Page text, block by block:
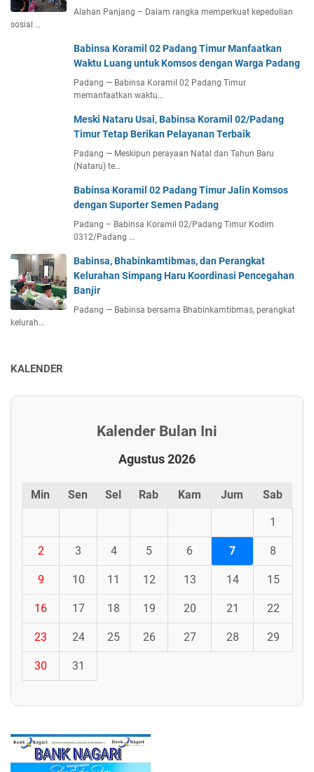
Alahan Panjang – Dalam rangka memperkuat kepedulian
sosial …
Babinsa Koramil 02 Padang Timur Manfaatkan
Waktu Luang untuk Komsos dengan Warga Padang
Padang — Babinsa Koramil 02 Padang Timur
memanfaatkan waktu…
Meski Nataru Usai, Babinsa Koramil 02/Padang
Timur Tetap Berikan Pelayanan Terbaik
Padang — Meskipun perayaan Natal dan Tahun Baru
(Nataru) te…
Babinsa Koramil 02 Padang Timur Jalin Komsos
dengan Suporter Semen Padang
Padang – Babinsa Koramil 02/Padang Timur Kodim
0312/Padang …
Babinsa, Bhabinkamtibmas, dan Perangkat
Kelurahan Simpang Haru Koordinasi Pencegahan
Banjir
Padang — Babinsa bersama Bhabinkamtibmas, perangkat
kelurah…
KALENDER
Kalender Bulan Ini
Agustus 2026
Min Sen Sel Rab Kam Jum Sab
1
2 3 4 5 6 7 8
9 10 11 12 13 14 15
16 17 18 19 20 21 22
23 24 25 26 27 28 29
30 31